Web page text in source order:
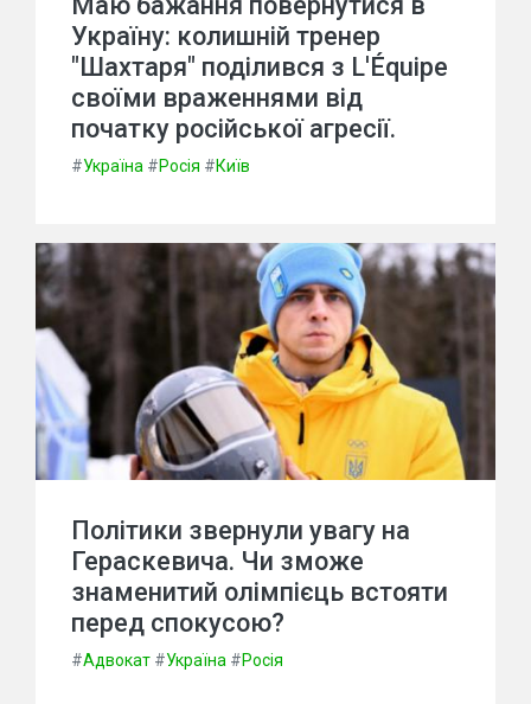
Україну: колишній тренер
"Шахтаря" поділився з L'Équipe
своїми враженнями від
початку російської агресії.
#Україна #Росія #Київ
Політики звернули увагу на
Гераскевича. Чи зможе
знаменитий олімпієць встояти
перед спокусою?
#Адвокат #Україна #Росія